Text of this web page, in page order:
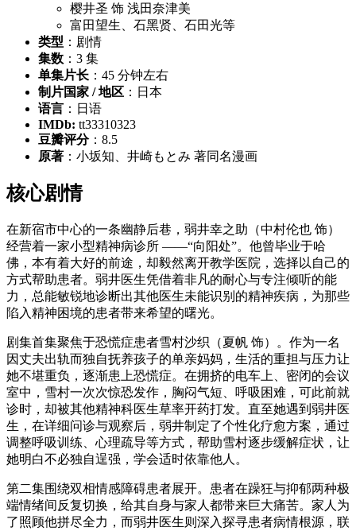
樱井圣 饰 浅田奈津美
富田望生、石黑贤、石田光等
类型 ：剧情
集数 ：3 集
单集片长 ：45 分钟左右
制片国家 / 地区 ：日本
语言 ：日语
IMDb: tt33310323
豆瓣评分：8.5
原著 ：小坂知、井崎もとみ 著同名漫画
核心剧情
在新宿市中心的一条幽静后巷，弱井幸之助（中村伦也 饰）
经营着一家小型精神病诊所 ——“向阳处”。他曾毕业于哈
佛，本有着大好的前途，却毅然离开教学医院，选择以自己的
方式帮助患者。弱井医生凭借着非凡的耐心与专注倾听的能
力，总能敏锐地诊断出其他医生未能识别的精神疾病，为那些
陷入精神困境的患者带来希望的曙光。
剧集首集聚焦于恐慌症患者雪村沙织（夏帆 饰）。作为一名
因丈夫出轨而独自抚养孩子的单亲妈妈，生活的重担与压力让
她不堪重负，逐渐患上恐慌症。在拥挤的电车上、密闭的会议
室中，雪村一次次惊恐发作，胸闷气短、呼吸困难，可此前就
诊时，却被其他精神科医生草率开药打发。直至她遇到弱井医
生，在详细问诊与观察后，弱井制定了个性化疗愈方案，通过
调整呼吸训练、心理疏导等方式，帮助雪村逐步缓解症状，让
她明白不必独自逞强，学会适时依靠他人。
第二集围绕双相情感障碍患者展开。患者在躁狂与抑郁两种极
端情绪间反复切换，给其自身与家人都带来巨大痛苦。家人为
了照顾他拼尽全力，而弱井医生则深入探寻患者病情根源，联